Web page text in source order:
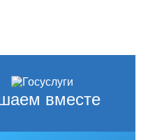
вместе